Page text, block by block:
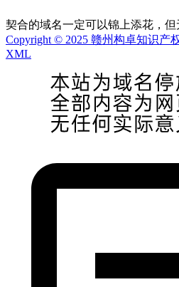
契合的域名一定可以锦上添花，但
Copyright © 2025 赣州构卓知识产
XML